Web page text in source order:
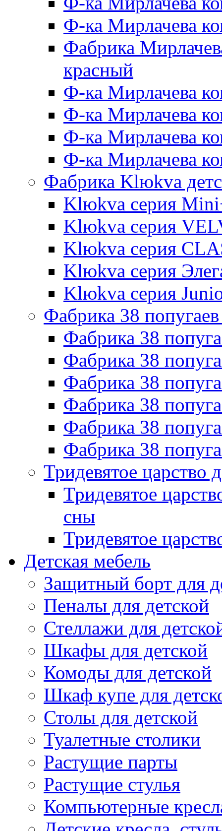
Ф-ка Мирлачева
Фабрика
красный
Ф-ка Мирлачева
Ф-ка Мирлачева
Ф-ка Мирлачева
Ф-ка Мирлачева
Фабрика Klюkva
Klюkva серия
Klюkva серия
Klюkva серия
Klюkva серия
Klюkva серия
Фабрика 38
Фабрика 38
Фабрика 38
Фабрика 38
Фабрика 38
Фабрика 38
Фабрика 38
Тридевятое царство
Тридевятое
сны
Тридевятое
Детская мебель
Защитный борт для
Пеналы для детской
Стеллажи для
Шкафы для детской
Комоды для детской
Шкаф купе для
Столы для детской
Туалетные столики
Растущие парты
Растущие стулья
Компьютерные